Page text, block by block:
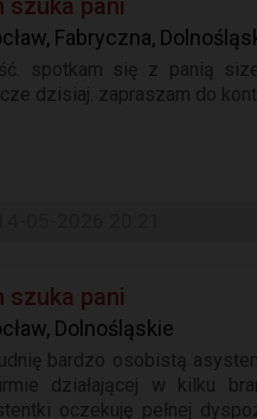
szuka pani
Fabryczna,
spotkam się z panią
dzisiaj. zapraszam do
szuka pani
Dolnośląskie
bardzo osobistą
działającej w kilku
oczekuję pełnej